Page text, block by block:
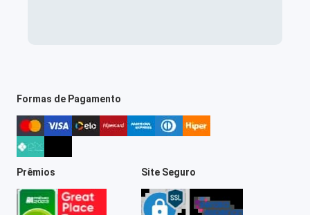
Formas de Pagamento
Prêmios Site Seguro